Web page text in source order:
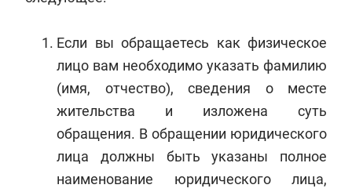
Если вы обращаетесь как физическое
лицо вам необходимо указать фамилию
(имя, отчество), сведения о месте
жительства и изложена суть
обращения. В обращении юридического
лица должны быть указаны полное
наименование юридического лица,